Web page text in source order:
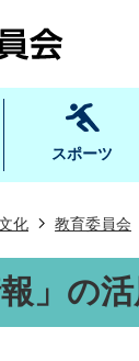
スポーツ
化 教育委員会
」の